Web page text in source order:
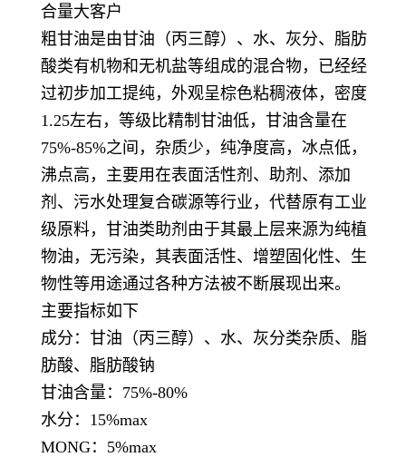
合量大客户
粗甘油是由甘油（丙三醇）、水、灰分、脂肪
酸类有机物和无机盐等组成的混合物，已经经
过初步加工提纯，外观呈棕色粘稠液体，密度
1.25左右，等级比精制甘油低，甘油含量在
75%-85%之间，杂质少，纯净度高，冰点低，
沸点高，主要用在表面活性剂、助剂、添加
剂、污水处理复合碳源等行业，代替原有工业
级原料，甘油类助剂由于其最上层来源为纯植
物油， 无污染，其表面活性、增塑固化性、生
物性等用途通过各种方法被不断展现出来。
主要指标如下
成分：甘油（丙三醇）、水、灰分类杂质、脂
肪酸、脂肪酸钠
甘油含量：75%-80%
水分：15%max
MONG：5%max